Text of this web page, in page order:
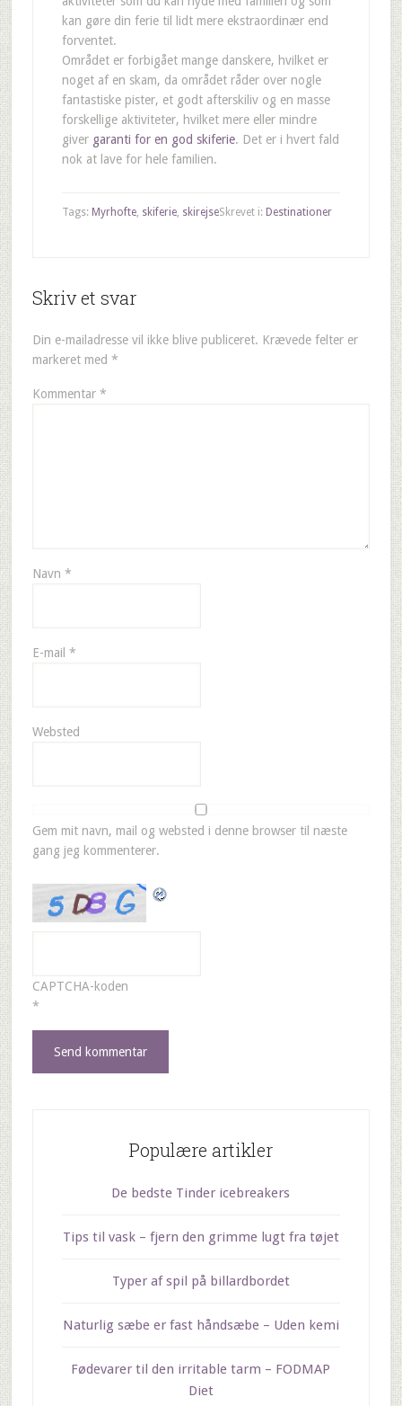
kan gøre din ferie til lidt mere ekstraordinær end
forventet.
Området er forbigået mange danskere, hvilket er
noget af en skam, da området råder over nogle
fantastiske pister, et godt afterskiliv og en masse
forskellige aktiviteter, hvilket mere eller mindre
giver garanti for en god skiferie. Det er i hvert fald
nok at lave for hele familien.
Skrevet i: Destinationer
Tags: Myrhofte, skiferie, skirejse
Skriv et svar
Din e-mailadresse vil ikke blive publiceret. Krævede felter er
markeret med *
Kommentar *
Navn *
E-mail *
Websted
Gem mit navn, mail og websted i denne browser til næste
gang jeg kommenterer.
CAPTCHA-koden
*
Populære artikler
De bedste Tinder icebreakers
Tips til vask – fjern den grimme lugt fra tøjet
Typer af spil på billardbordet
Naturlig sæbe er fast håndsæbe – Uden kemi
Fødevarer til den irritable tarm – FODMAP
Diet